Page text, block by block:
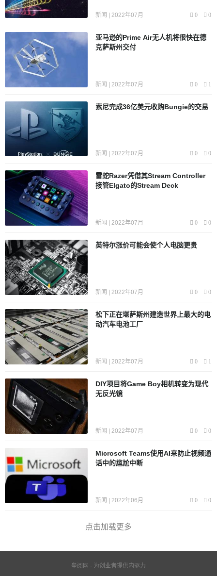
新闻 | 2022年07月 0 0
亚马逊的Prime Air无人机将很快在德
克萨斯州交付
新闻 | 2022年07月 0 1
索尼完成36亿美元收购Bungie的交易
新闻 | 2022年07月 0 0
雷蛇Razer凭借其Stream Controller
接管Elgato的Stream Deck
新闻 | 2022年07月 0 0
英特尔涨价可能会使个人电脑更贵
新闻 | 2022年07月 0 0
松下正在堪萨斯州建造世界上最大的电
动汽车电池工厂
新闻 | 2022年07月 0 1
DIY项目将Game Boy相机转变为现代
无反光镜
新闻 | 2022年07月 0 0
Microsoft Teams使用AI来防止视频通
话中的尴尬中断
新闻 | 2022年06月 0 0
点击加载更多
垒阅网 · 为创业者提供内驱力